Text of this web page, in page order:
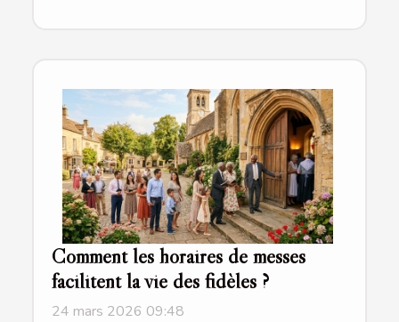
Comment les horaires de messes
facilitent la vie des fidèles ?
24 mars 2026 09:48